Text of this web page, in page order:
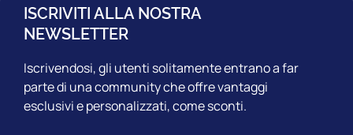
ISCRIVITI ALLA NOSTRA
NEWSLETTER
Iscrivendosi, gli utenti solitamente entrano a far
parte di una community che offre vantaggi
esclusivi e personalizzati, come sconti.